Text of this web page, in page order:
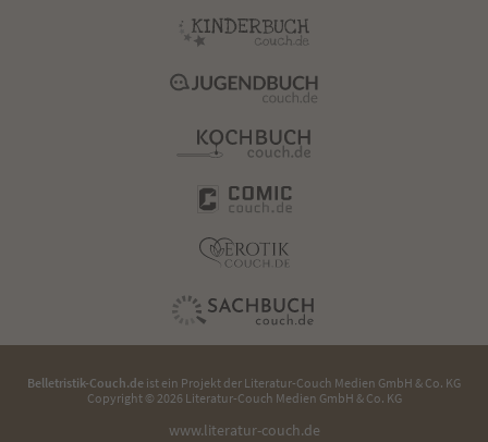
Belletristik-Couch.de ist ein Projekt der Literatur-Couch Medien GmbH & Co. KG
Copyright © 2026 Literatur-Couch Medien GmbH & Co. KG
www.literatur-couch.de